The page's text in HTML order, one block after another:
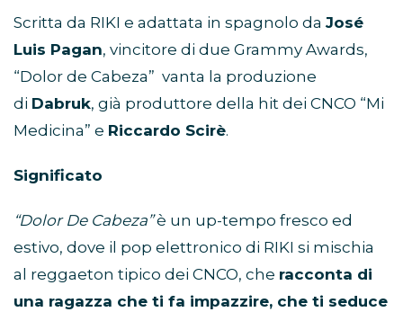
Scritta da RIKI e adattata in spagnolo da José
Luis Pagan, vincitore di due Grammy Awards,
“Dolor de Cabeza” vanta la produzione
di Dabruk, già produttore della hit dei CNCO “Mi
Medicina” e Riccardo Scirè.
Significato
“Dolor De Cabeza”è un up-tempo fresco ed
estivo, dove il pop elettronico di RIKI si mischia
al reggaeton tipico dei CNCO, che racconta di
una ragazza che ti fa impazzire, che ti seduce